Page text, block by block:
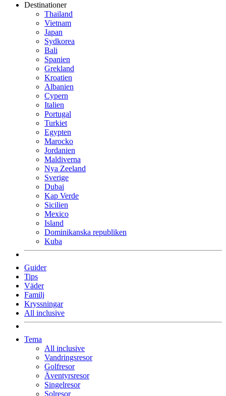
Destinationer
Thailand
Vietnam
Japan
Sydkorea
Bali
Spanien
Grekland
Kroatien
Albanien
Cypern
Italien
Portugal
Turkiet
Egypten
Marocko
Jordanien
Maldiverna
Nya Zeeland
Sverige
Dubai
Kap Verde
Sicilien
Mexico
Island
Dominikanska republiken
Kuba
Guider
Tips
Väder
Familj
Kryssningar
All inclusive
Tema
All inclusive
Vandringsresor
Golfresor
Äventyrsresor
Singelresor
Solresor